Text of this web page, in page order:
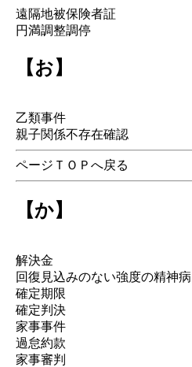
遠隔地被保険者証
円満調整調停
【お】
乙類事件
親子関係不存在確認
ページＴＯＰへ戻る
【か】
解決金
回復見込みのない強度の精神病
確定期限
確定判決
家事事件
過怠約款
家事審判